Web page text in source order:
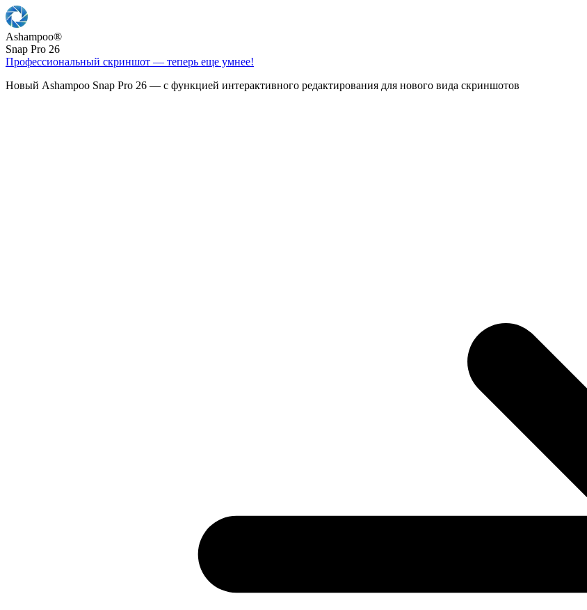
Ashampoo®
Snap Pro 26
Профессиональный скриншот — теперь еще умнее!
Новый Ashampoo Snap Pro 26 — с функцией интерактивного редактирования для нового вида скриншотов